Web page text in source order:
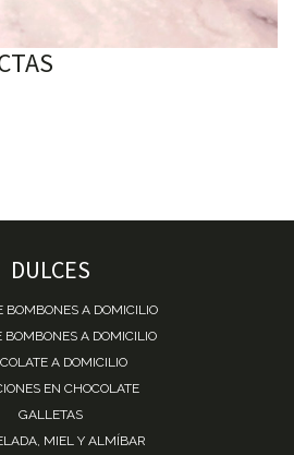
DULCES
BOMBONES A DOMICILIO
BOMBONES A DOMICILIO
A DOMICILIO
EN CHOCOLATE
GALLETAS
MIEL Y ALMÍBAR